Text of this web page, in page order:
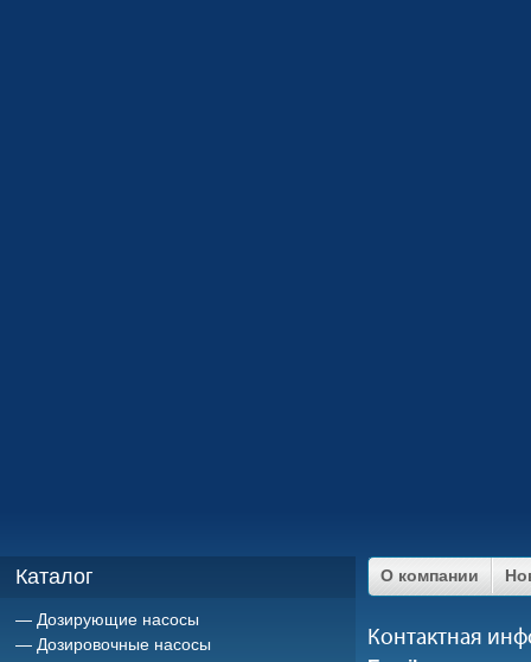
Каталог
Дозирующие насосы
Дозировочные насосы
О компании
Контактная